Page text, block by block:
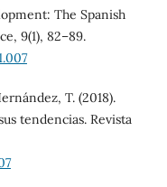
The Spanish
9(1), 82–89.
T. (2018).
tendencias. Revista